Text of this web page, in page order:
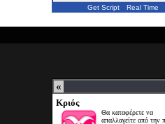
Get Script Real Time